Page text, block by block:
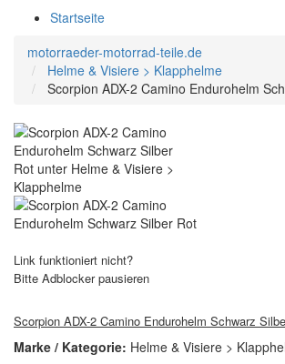
Startseite
motorraeder-motorrad-teile.de
Helme & Visiere > Klapphelme
Scorpion ADX-2 Camino Endurohelm
Link funktioniert nicht?
Bitte Adblocker pausieren
Scorpion ADX-2 Camino Endurohelm Schwarz
Marke / Kategorie: Helme & Visiere >